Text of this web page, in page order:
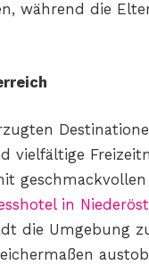
während die
vielfältige
in
die Umgebung